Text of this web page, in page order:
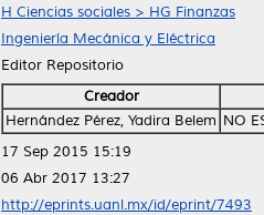
H Ciencias sociales > HG Finanzas
Ingeniería Mecánica y Eléctrica
Editor Repositorio
Creador
Hernández Pérez, Yadira Belem NO
17 Sep 2015 15:19
06 Abr 2017 13:27
http://eprints.uanl.mx/id/eprint/7493